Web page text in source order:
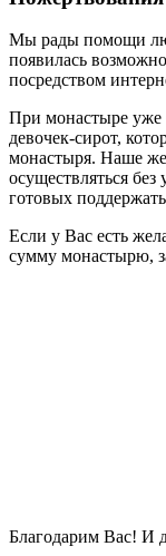
Мы рады помощи
появилась
посредством
При монастыре уже
девочек-сирот,
монастыря. Наше
осуществляться
готовых
Если у Вас есть
сумму монастырю,
Благодарим Вас! И